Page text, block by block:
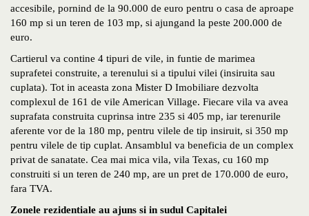
accesibile, pornind de la 90.000 de euro pentru o casa de aproape
160 mp si un teren de 103 mp, si ajungand la peste 200.000 de
euro.
Cartierul va contine 4 tipuri de vile, in funtie de marimea
suprafetei construite, a terenului si a tipului vilei (insiruita sau
cuplata). Tot in aceasta zona Mister D Imobiliare dezvolta
complexul de 161 de vile American Village. Fiecare vila va avea
suprafata construita cuprinsa intre 235 si 405 mp, iar terenurile
aferente vor de la 180 mp, pentru vilele de tip insiruit, si 350 mp
pentru vilele de tip cuplat. Ansamblul va beneficia de un complex
privat de sanatate. Cea mai mica vila, vila Texas, cu 160 mp
construiti si un teren de 240 mp, are un pret de 170.000 de euro,
fara TVA.
Zonele rezidentiale au ajuns si in sudul Capitalei